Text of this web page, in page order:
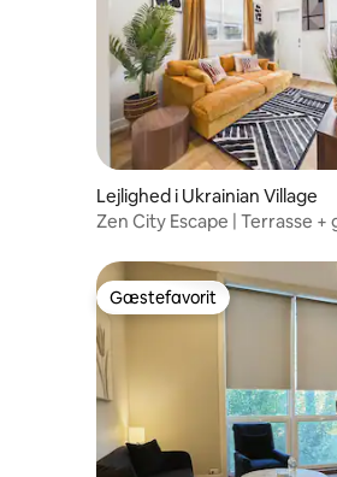
Lejlighed i Ukrainian Village
Zen City Escape | Terrasse +
Gæstefavorit
Gæstefavorit